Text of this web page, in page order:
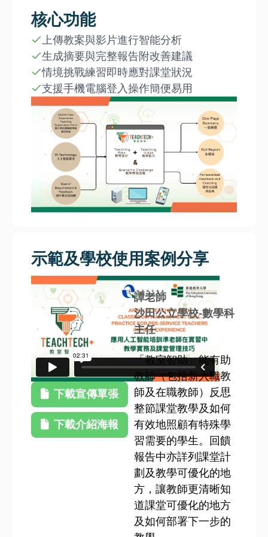
核心功能
上傳教案與影片進行智能分析
生成摘要與完整報告附改善建議
情境挑戰練習即時應對課堂狀況
支援手機電腦登入操作簡便易用
示範及學校使用案例分享
下載宣傳單張
下載介紹海報
譚老師
沙田公立學校-數學科
主任
「教室智助」能有助
教師（包括新入職教
師及在職教師）反思
整節課堂教學及如何
有效地照顧有特殊學
習需要的學生。回饋
報告中亦詳列課堂計
劃及教學可優化的地
方，讓教師更清晰知
道課堂可優化的地方
及如何部署下一步的